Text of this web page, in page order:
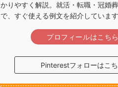
かりやすく解説。就活・転職・冠婚
で、すぐ使える例文を紹介しています
プロフィールはこちら
Pinterestフォローはこ